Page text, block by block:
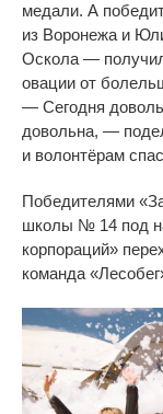
медали. А
из Воронежа и
Оскола —
овации от
— Сегодня
довольна, —
и волонтёрам
Победителями «
школы № 14 под
корпораций»
команда «Лесобег